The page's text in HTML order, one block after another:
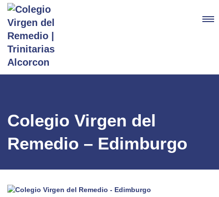
Colegio Virgen del
Remedio – Edimburgo